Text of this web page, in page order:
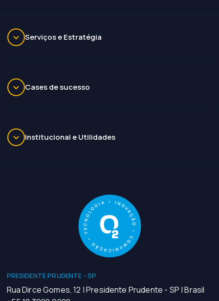
Serviços e Estratégia
Cases de sucesso
Institucional e Utilidades
PRESIDENTE PRUDENTE - SP
Rua Dirce Gomes, 12 | Presidente Prudente - SP | Brasil